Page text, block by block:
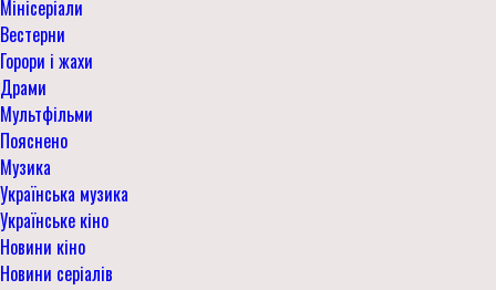
Мінісеріали
Вестерни
Горори і жахи
Драми
Мультфільми
Пояснено
Музика
Українська музика
Українське кіно
Новини кіно
Новини серіалів